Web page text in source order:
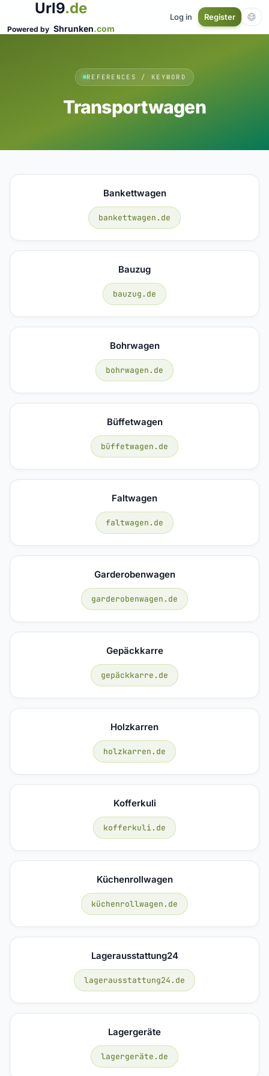
Url9.de
Powered by Shrunken.com
Log in Register
REFERENCES / KEYWORD
Transportwagen
Bankettwagen
bankettwagen.de
Bauzug
bauzug.de
Bohrwagen
bohrwagen.de
Büffetwagen
büffetwagen.de
Faltwagen
faltwagen.de
Garderobenwagen
garderobenwagen.de
Gepäckkarre
gepäckkarre.de
Holzkarren
holzkarren.de
Kofferkuli
kofferkuli.de
Küchenrollwagen
küchenrollwagen.de
Lagerausstattung24
lagerausstattung24.de
Lagergeräte
lagergeräte.de